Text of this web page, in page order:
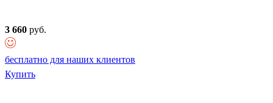
3 660 руб.
бесплатно для наших клиентов
Купить